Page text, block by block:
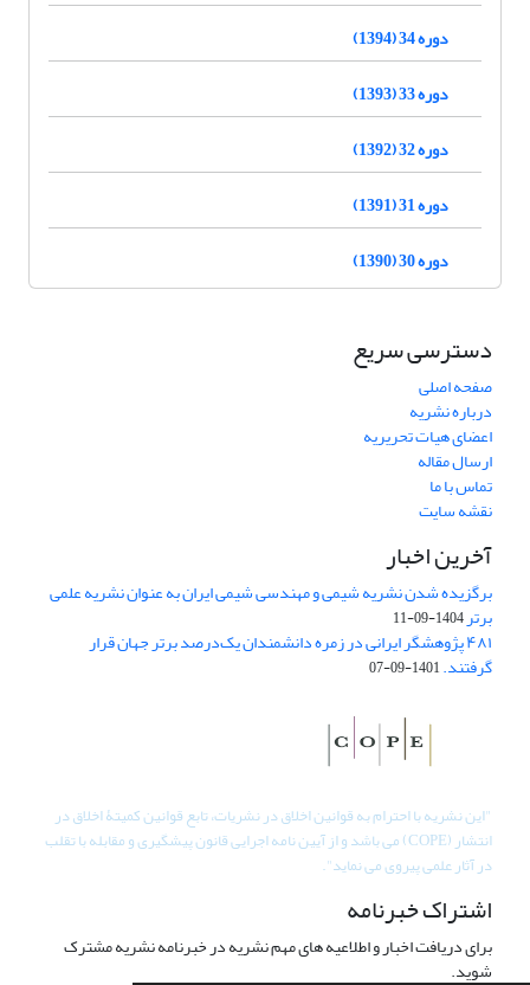
دوره 34 (1394)
دوره 33 (1393)
دوره 32 (1392)
دوره 31 (1391)
دوره 30 (1390)
دسترسی سریع
صفحه اصلی
درباره نشریه
اعضای هیات تحریریه
ارسال مقاله
تماس با ما
نقشه سایت
آخرین اخبار
برگزیده شدن نشریه شیمی و مهندسی شیمی ایران به عنوان نشریه علمی
برتر1404-09-11
۴۸۱ پژوهشگر ایرانی در زمره دانشمندان یک‌درصد برتر جهان قرار
گرفتند.1401-09-07
"این نشریه با احترام به قوانین اخلاق در نشریات، تابع قوانین کمیتۀ اخلاق در
انتشار (COPE) می باشد و از آیین نامه اجرایی قانون پیشگیری و مقابله با تقلب
در آثار علمی پیروی می نماید".
اشتراک خبرنامه
برای دریافت اخبار و اطلاعیه های مهم نشریه در خبرنامه نشریه مشترک
شوید.